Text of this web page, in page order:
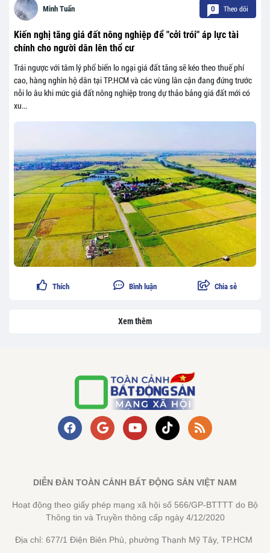
Minh Tuấn 0 Theo dõi
Kiến nghị tăng giá đất nông nghiệp để "cởi trói" áp lực tài
chính cho người dân lên thổ cư
Trái ngược với tâm lý phổ biến lo ngại giá đất tăng sẽ kéo theo thuế phí
cao, hàng nghìn hộ dân tại TP.HCM và các vùng lân cận đang đứng trước
nỗi lo âu khi mức giá đất nông nghiệp trong dự thảo bảng giá đất mới có
xu...
Thích Bình luận Chia sẻ
Xem thêm
DIỄN ĐÀN TOÀN CẢNH BẤT ĐỘNG SẢN VIỆT NAM
Hoạt động theo giấy phép mạng xã hội số 566/GP-BTTTT do Bộ
Thông tin và Truyền thông cấp ngày 4/12/2020
Địa chỉ: 677/1 Điện Biên Phủ, phường Thạnh Mỹ Tây, TP.HCM